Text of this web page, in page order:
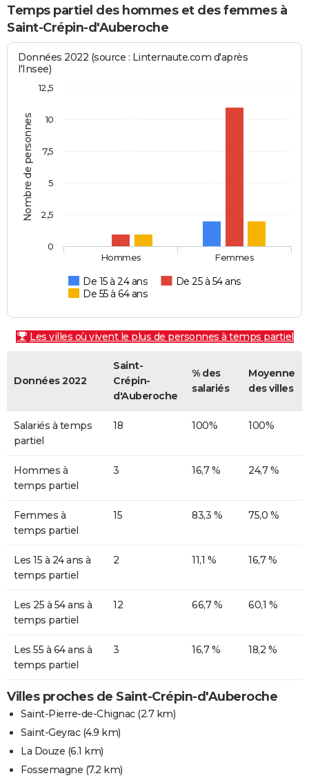
Temps partiel des hommes et des femmes à
Saint-Crépin-d'Auberoche
Nombre de personnes
Données 2022 (source : Linternaute.com d'après
l'Insee)
De 15 à 24 ans
De 25 à 54 ans
De 55 à 64 ans
Hommes Femmes
0
2,5
5
7,5
10
12,5
Les villes où vivent le plus de personnes à temps partiel
Données 2022
Saint-
Crépin-
d'Auberoche
% des
salariés
Moyenne
des villes
Salariés à temps
partiel
18 100% 100%
Hommes à
temps partiel
3 16,7 % 24,7 %
Femmes à
temps partiel
15 83,3 % 75,0 %
Les 15 à 24 ans à
temps partiel
2 11,1 % 16,7 %
Les 25 à 54 ans à
temps partiel
12 66,7 % 60,1 %
Les 55 à 64 ans à
temps partiel
3 16,7 % 18,2 %
Villes proches de Saint-Crépin-d'Auberoche
Saint-Pierre-de-Chignac(2.7 km)
Saint-Geyrac(4.9 km)
La Douze (6.1 km)
Fossemagne (7.2 km)